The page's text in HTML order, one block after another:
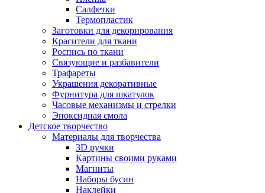
Салфетки
Термопластик
Заготовки для декорирования
Красители для ткани
Роспись по ткани
Связующие и разбавители
Трафареты
Украшения декоративные
Фурнитура для шкатулок
Часовые механизмы и стрелки
Эпоксидная смола
Детское творчество
Материалы для творчества
3D ручки
Картины своими руками
Магниты
Наборы бусин
Наклейки